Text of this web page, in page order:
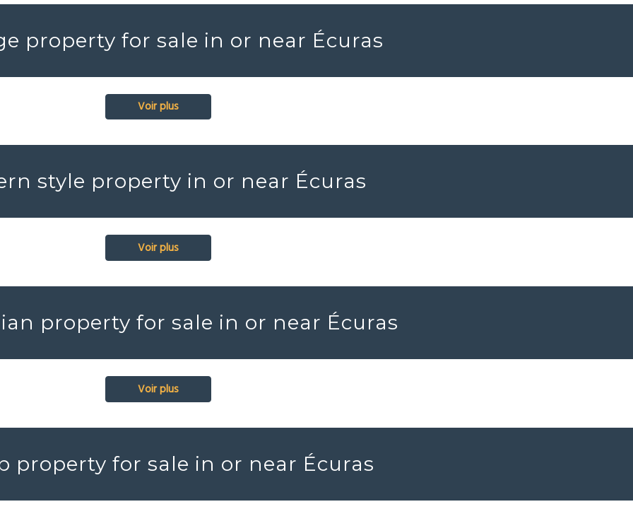
property for sale in or near Écuras
Voir plus
style property in or near Écuras
Voir plus
property for sale in or near Écuras
Voir plus
property for sale in or near Écuras